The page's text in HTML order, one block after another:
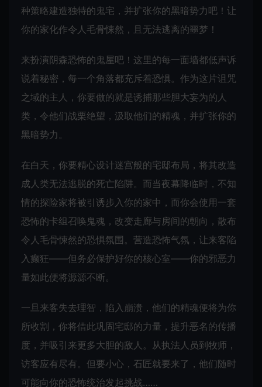
种策略建造独特的鬼宅，并扩张你的黑暗势力吧！让
你的家化作令人毛骨悚然，且无法逃离的噩梦！
来扮演阴森恐怖的鬼屋吧！这里的每一面墙都低声诉
说着秘密，每一个角落都充斥着恐惧。作为这片诅咒
之域的主人，你要做的就是诱捕那些胆大妄为的人
类，令他们战栗绝望，汲取他们的精魂，并扩张你的
黑暗势力。
在白天，你要精心设计迷宫般的宅邸布局，将其改造
成人类无法逃脱的死亡陷阱。而当夜幕降临时，不知
情的探险家将被引诱步入你的家中，而你会使用一套
恐怖的卡组召唤鬼魂，改变走廊与房间的朝向，散布
令人毛骨悚然的恐惧氛围。营造恐怖气氛，让来客陷
入癫狂——但务必保护好你的核心室——你的邪恶力
量如此便将源源不断。
一旦来客失去理智，陷入崩溃，他们的精魂便将为你
所收割，你将借此巩固宅邸的力量，提升恶名的传播
度，并吸引来更多大胆的敌人。从执法人员到牧师，
访客应有尽有。但要小心，石匠就要来了，他们随时
可能向你的恐怖统治发起挑战……